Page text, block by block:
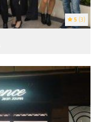
5 (3)